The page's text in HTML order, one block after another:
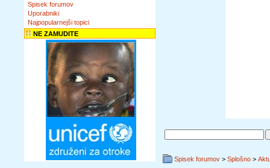
Spisek forumov
Uporabniki
Najpopularnejši topici
NE ZAMUDITE
Spisek forumov > Splošno >